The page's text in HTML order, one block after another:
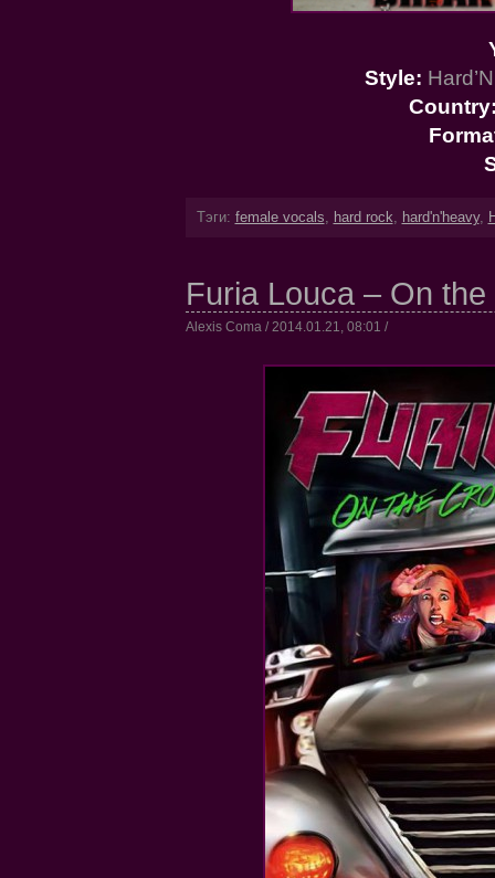
Style:
Тэги: female vocals, hard rock, hard'n'heavy,
Furia Louca – On
Alexis Coma / 2014.01.21, 08:01 /